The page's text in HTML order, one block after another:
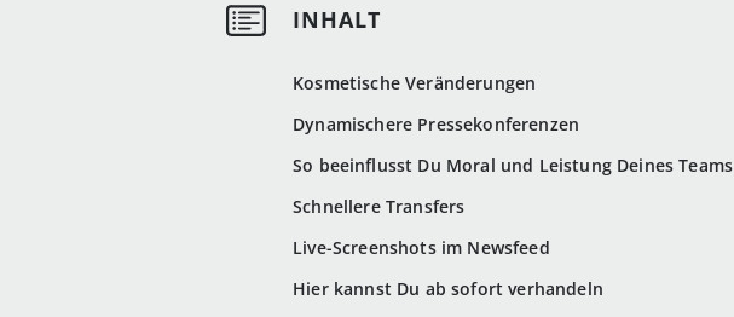
Kosmetische Veränderungen
Dynamischere Pressekonferenzen
So beeinflusst Du Moral und Leistung Deines Teams
Schnellere Transfers
Live-Screenshots im Newsfeed
Hier kannst Du ab sofort verhandeln